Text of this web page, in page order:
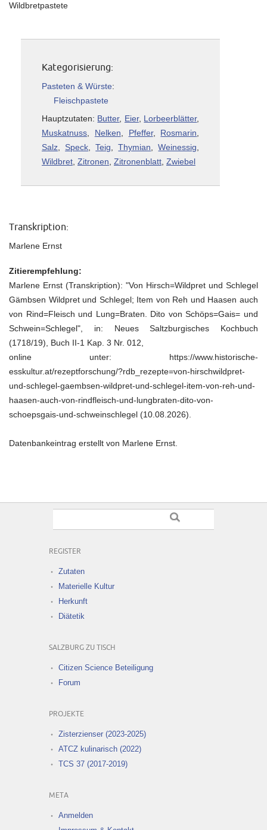
Wildbretpastete
Kategorisierung:
Pasteten & Würste:
Fleischpastete
Hauptzutaten: Butter, Eier, Lorbeerblätter,
Muskatnuss
Nelken Pfeffer, Rosmarin
Salz
Speck ,Teig ,Thymian ,Weinessig
Wildbret Zitronen Zitronenblatt Zwiebel
Transkription:
Marlene Ernst
Zitierempfehlung:
Marlene Ernst (Transkription): "Von Hirsch=Wildpret und Schlegel
Gämbsen Wildpret und Schlegel; Item von Reh und Haasen auch
von Rind=Fleisch und Lung=Braten. Dito von Schöps=Gais= und
Schwein=Schlegel", in: Neues Saltzburgisches Kochbuch
(1718/19), Buch II-1 Kap. 3 Nr. 012,
online unter: https://www.historische-
esskultur.at/rezeptforschung/?rdb_rezepte=von-hirschwildpret-
und-schlegel-gaembsen-wildpret-und-schlegel-item-von-reh-und-
haasen-auch-von-rindfleisch-und-lungbraten-dito-von-
schoepsgais-und-schweinschlegel (10.08.2026).
Datenbankeintrag erstellt von Marlene Ernst.
REGISTER
Zutaten
Materielle Kultur
Herkunft
Diätetik
SALZBURG ZU TISCH
Citizen Science Beteiligung
Forum
PROJEKTE
Zisterzienser (2023-2025)
ATCZ kulinarisch (2022)
TCS 37 (2017-2019)
META
Anmelden